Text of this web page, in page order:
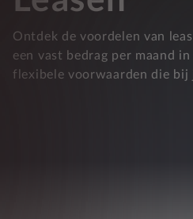
Ontdek de voordelen van
een vast bedrag per maand
flexibele voorwaarden die bij